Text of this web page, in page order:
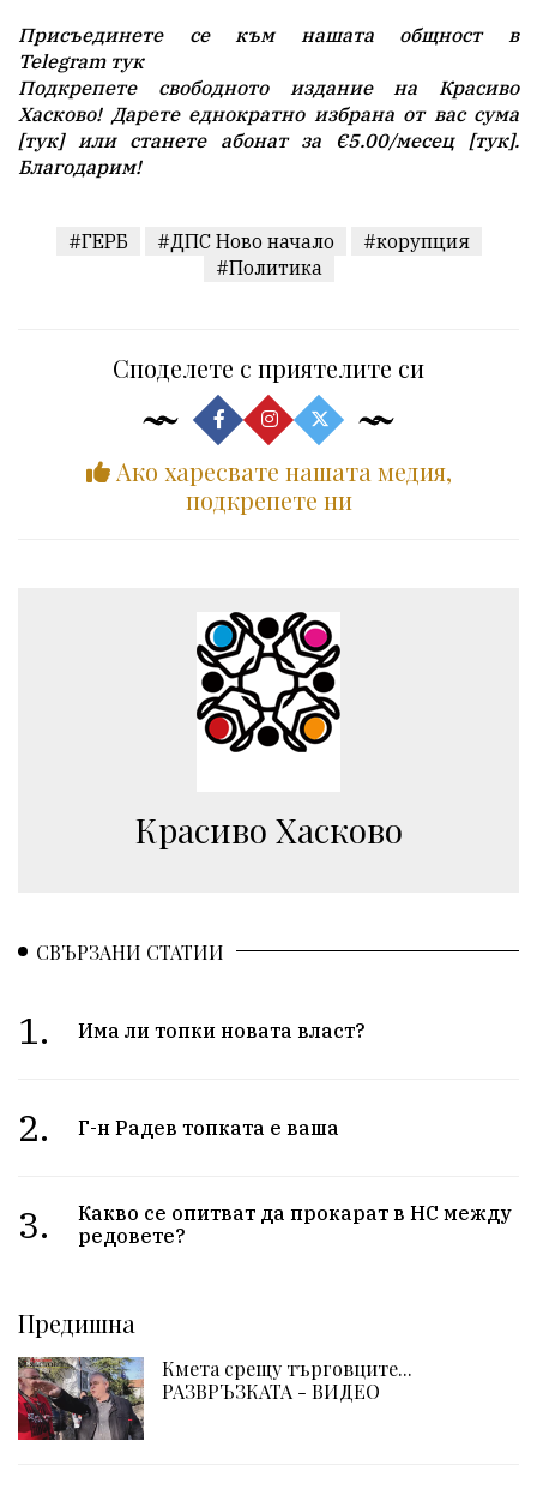
Присъединете се към нашата общност в
Telegram тук
Подкрепете свободното издание на Красиво
Хасково! Дарете еднократно избрана от вас сума
[тук] или станете абонат за €5.00/месец [тук].
Благодарим!
#ГЕРБ #ДПС Ново начало
#корупция
#Политика
Споделете с приятелите си
Ако харесвате нашата медия,
подкрепете ни
Красиво Хасково
СВЪРЗАНИ СТАТИИ
1. Има ли топки новата власт?
2. Г-н Радев топката е ваша
3.
Какво се опитват да прокарат в НС между
редовете?
Предишна
Кмета срещу търговците...
РАЗВРЪЗКАТА - ВИДЕО